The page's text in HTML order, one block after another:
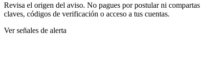
Revisa el origen del aviso. No pagues por postular ni compartas
claves, códigos de verificación o acceso a tus cuentas.
Ver señales de alerta